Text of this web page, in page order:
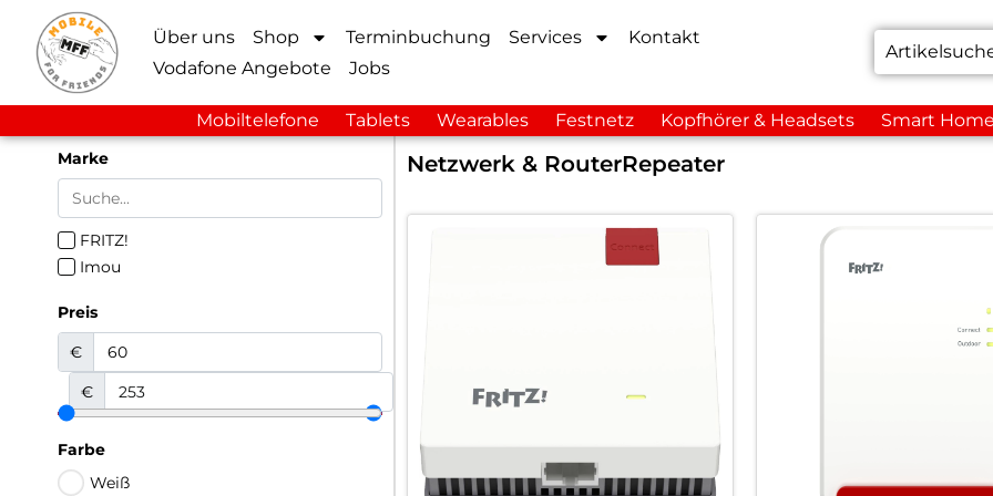
Über uns Shop Terminbuchung Services
Kontakt
Vodafone Angebote
Jobs
Mobiltelefone Tablets Wearables Festnetz Kopfhörer & Headsets Smart Home
Marke
FRITZ!
Imou
Preis
€
€
Farbe
Weiß
Netzwerk & RouterRepeater